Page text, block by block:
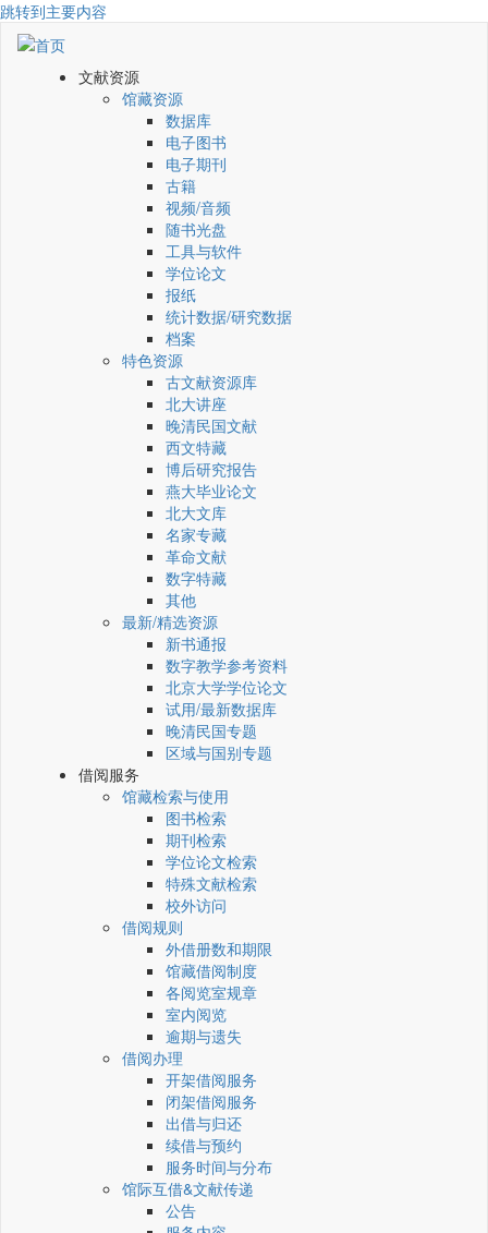
跳转到主要内容
文献资源
馆藏资源
数据库
电子图书
电子期刊
古籍
视频/音频
随书光盘
工具与软件
学位论文
报纸
统计数据/研究数据
档案
特色资源
古文献资源库
北大讲座
晚清民国文献
西文特藏
博后研究报告
燕大毕业论文
北大文库
名家专藏
革命文献
数字特藏
其他
最新/精选资源
新书通报
数字教学参考资料
北京大学学位论文
试用/最新数据库
晚清民国专题
区域与国别专题
借阅服务
馆藏检索与使用
图书检索
期刊检索
学位论文检索
特殊文献检索
校外访问
借阅规则
外借册数和期限
馆藏借阅制度
各阅览室规章
室内阅览
逾期与遗失
借阅办理
开架借阅服务
闭架借阅服务
出借与归还
续借与预约
服务时间与分布
馆际互借&文献传递
公告